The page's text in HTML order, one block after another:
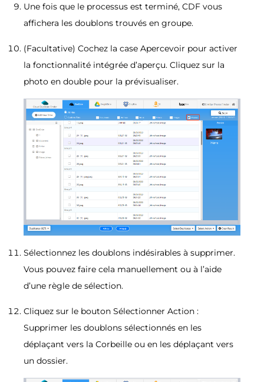
Une fois que le processus est terminé, CDF vous
affichera les doublons trouvés en groupe.
(Facultative) Cochez la case Apercevoir pour activer
la fonctionnalité intégrée d’aperçu. Cliquez sur la
photo en double pour la prévisualiser.
Sélectionnez les doublons indésirables à supprimer.
Vous pouvez faire cela manuellement ou à l’aide
d’une règle de sélection.
Cliquez sur le bouton Sélectionner Action :
Supprimer les doublons sélectionnés en les
déplaçant vers la Corbeille ou en les déplaçant vers
un dossier.